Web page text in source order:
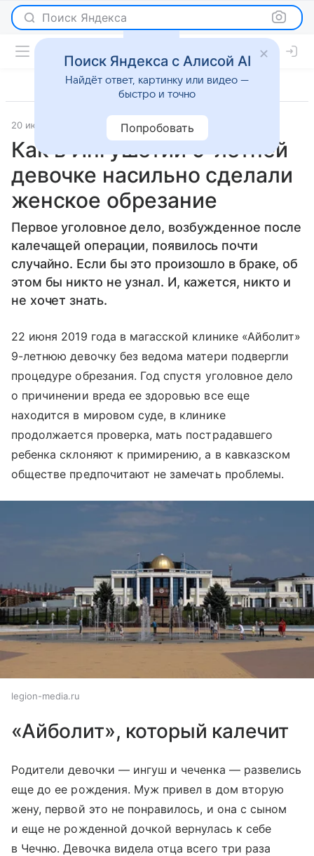
Поиск Яндекса
20 июня 2020 Это Кавказ О важном
Как в Ингушетии 9-летней
девочке насильно сделали
женское обрезание
Первое уголовное дело, возбужденное после
калечащей операции, появилось почти
случайно. Если бы это произошло в браке, об
этом бы никто не узнал. И, кажется, никто и
не хочет знать.
22 июня 2019 года в магасской клинике «Айболит»
9-летнюю девочку без ведома матери подвергли
процедуре обрезания. Год спустя уголовное дело
о причинении вреда ее здоровью все еще
находится в мировом суде, в клинике
продолжается проверка, мать пострадавшего
ребенка склоняют к примирению, а в кавказском
обществе предпочитают не замечать проблемы.
legion-media.ru
«Айболит», который калечит
Родители девочки — ингуш и чеченка — развелись
еще до ее рождения. Муж привел в дом вторую
жену, первой это не понравилось, и она с сыном
и еще не рожденной дочкой вернулась к себе
в Чечню. Девочка видела отца всего три раза
Поиск Яндекса с Алисой AI
Найдёт ответ, картинку или видео —
быстро и точно
Попробовать